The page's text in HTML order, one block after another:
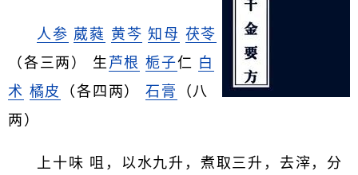
人参 葳蕤 黄芩 知母 茯苓
（各三两） 生 芦根 栀子仁 白
术 橘皮 （各四两）石膏
（八
两）
上十味 咀，以水九升，煮取三升，去滓，分